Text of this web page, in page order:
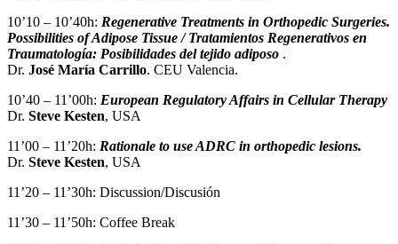
10’10 – 10’40h: Regenerative Treatments in Orthopedic Surgeries.
Possibilities of Adipose Tissue / Tratamientos Regenerativos en
Traumatología: Posibilidades del tejido adiposo .
Dr. José María Carrillo. CEU Valencia.
10’40 – 11’00h: European Regulatory Affairs in Cellular Therapy
Dr. Steve Kesten, USA
11’00 – 11’20h: Rationale to use ADRC in orthopedic lesions.
Dr. Steve Kesten, USA
11’20 – 11’30h: Discussion/Discusión
11’30 – 11’50h: Coffee Break